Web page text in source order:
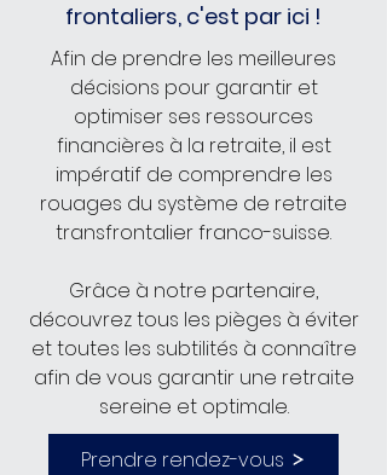
frontaliers, c'est par ici !
Afin de prendre les meilleures
décisions pour garantir et
optimiser ses ressources
financières à la retraite, il est
impératif de comprendre les
rouages du système de retraite
transfrontalier franco-suisse.
Grâce à notre partenaire,
découvrez tous les pièges à éviter
et toutes les subtilités à connaître
afin de vous garantir une retraite
sereine et optimale.
Prendre rendez-vous